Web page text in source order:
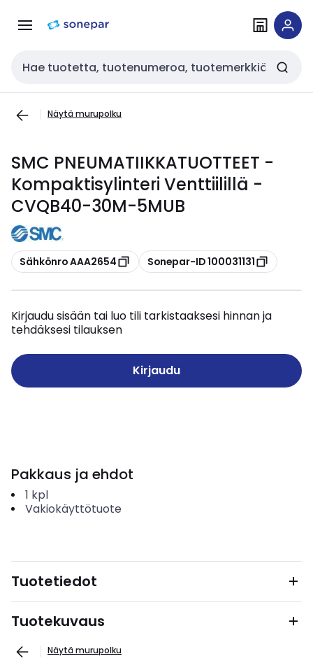
navigointiinsisältöön
Haku
Näytä murupolku
SMC PNEUMATIIKKATUOTTEET -
Kompaktisylinteri Venttiilillä -
CVQB40-30M-5MUB
Kopioi
Sähkönro AAA2654 Kopioi
Sonepar-ID 100031131
Kirjaudu sisään tai luo tili tarkistaaksesi hinnan ja
tehdäksesi tilauksen
Kirjaudu
Pakkaus ja ehdot
1 kpl
Vakiokäyttötuote
Tuotetiedot
Tuotekuvaus
Näytä murupolku